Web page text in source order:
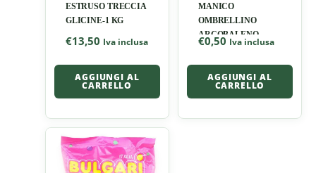
ESTRUSO TRECCIA
GLICINE-1 KG
€13,50 Iva inclusa
AGGIUNGI AL
CARRELLO
MANICO
OMBRELLINO
ARCOBALENO
€0,50 Iva inclusa
AGGIUNGI AL
CARRELLO